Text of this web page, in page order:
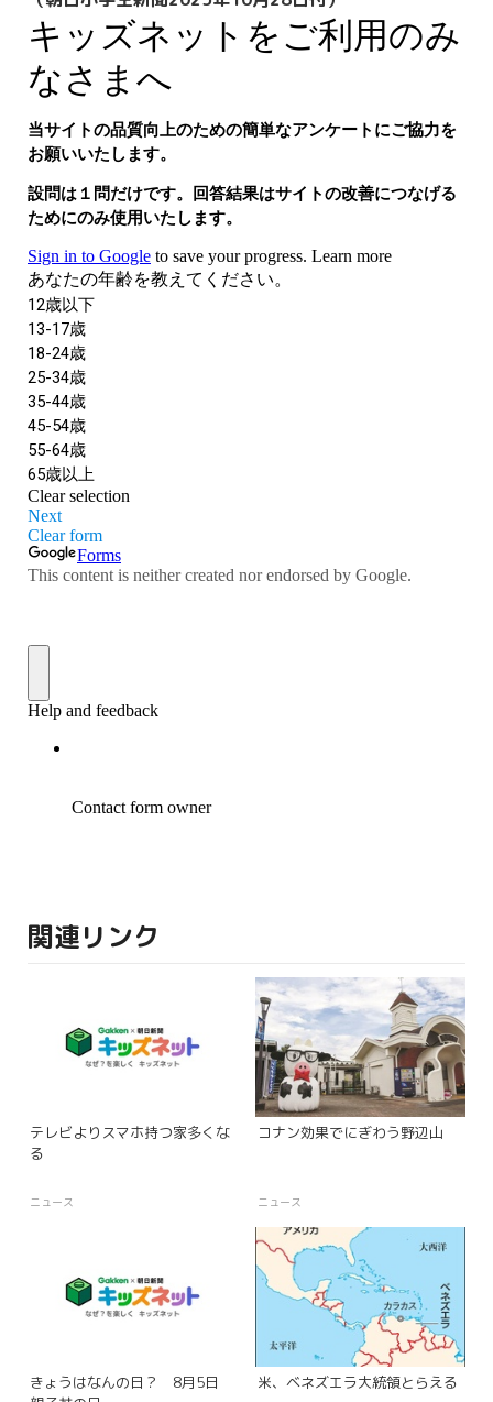
関連リンク
テレビよりスマホ持つ家多くな
る
ニュース
コナン効果でにぎわう野辺山
ニュース
きょうはなんの日？ 8月5日
米、ベネズエラ大統領とらえる